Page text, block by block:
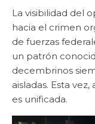
La visibilidad del
hacia el crimen
de fuerzas
un patrón
decembrinos
aisladas. Esta
es unificada.